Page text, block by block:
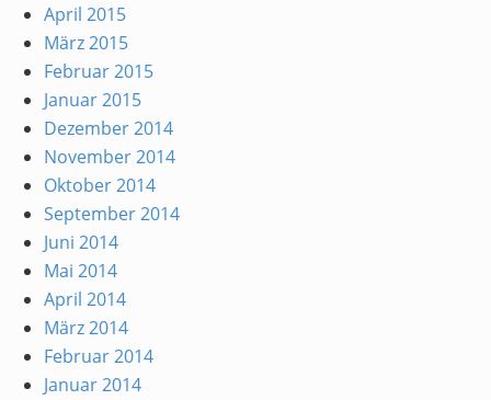
April 2015
März 2015
Februar 2015
Januar 2015
Dezember 2014
November 2014
Oktober 2014
September 2014
Juni 2014
Mai 2014
April 2014
März 2014
Februar 2014
Januar 2014